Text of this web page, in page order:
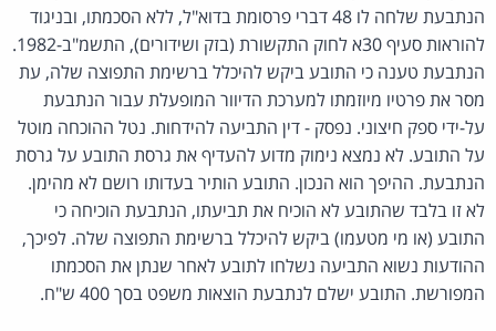
הנתבעת שלחה לו 48 דברי פרסומת בדוא"ל, ללא הסכמתו, ובניגוד
להוראות סעיף 30א לחוק התקשורת (בזק ושידורים), התשמ"ב-1982.
הנתבעת טענה כי התובע ביקש להיכלל ברשימת התפוצה שלה, עת
מסר את פרטיו מיוזמתו למערכת הדיוור המופעלת עבור הנתבעת
על-ידי ספק חיצוני. נפסק - דין התביעה להידחות. נטל ההוכחה מוטל
על התובע. לא נמצא נימוק מדוע להעדיף את גרסת התובע על גרסת
הנתבעת. ההיפך הוא הנכון. התובע הותיר בעדותו רושם לא מהימן.
לא זו בלבד שהתובע לא הוכיח את תביעתו, הנתבעת הוכיחה כי
התובע (או מי מטעמו) ביקש להיכלל ברשימת התפוצה שלה. לפיכך,
ההודעות נשוא התביעה נשלחו לתובע לאחר שנתן את הסכמתו
המפורשת. התובע ישלם לנתבעת הוצאות משפט בסך 400 ש"ח.